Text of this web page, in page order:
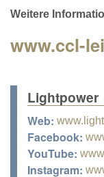
Weitere
www.ccl-
Lightpower
Web:
Facebook:
YouTube:
Instagram: